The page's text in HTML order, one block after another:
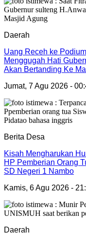
Daerah
Uang Receh ke
Menggugah Hati
Akan Bertanding Ke
Jumat, 7 Agu 2026 -
Berita Desa
Kisah Mengharukan
HP Pemberian Orang
SD Negeri 1 Nambo
Kamis, 6 Agu 2026 -
Daerah